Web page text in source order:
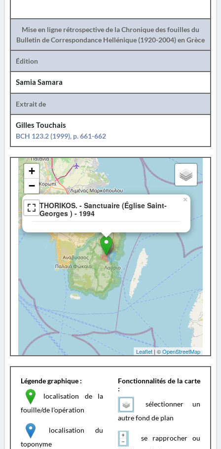
Mise en ligne rétrospective de la Chronique des fouilles du
Bulletin de Correspondance Hellénique (1920-2004) en Grèce
Édition
Samia Samara
Extrait de
Gilles Touchais
BCH 123.2 (1999), p. 661-662
THORIKOS. - Sanctuaire (Église Saint-
Georges ) - 1994
×
+
−
Leaflet | ©OpenStreetMap
Légende graphique :
localisation de la
fouille/de l'opération
localisation du
toponyme
Fonctionnalités de la carte
:
sélectionner un
autre fond de plan
se rapprocher ou